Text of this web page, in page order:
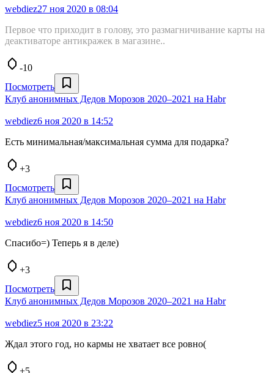
webdiez27 ноя 2020 в 08:04
Первое что приходит в голову, это размагничивание карты на
деактиваторе антикражек в магазине..
-10
Посмотреть
Клуб анонимных Дедов Морозов 2020–2021 на Habr
webdiez6 ноя 2020 в 14:52
Есть минимальная/максимальная сумма для подарка?
+3
Посмотреть
Клуб анонимных Дедов Морозов 2020–2021 на Habr
webdiez6 ноя 2020 в 14:50
Спасибо=) Теперь я в деле)
+3
Посмотреть
Клуб анонимных Дедов Морозов 2020–2021 на Habr
webdiez5 ноя 2020 в 23:22
Ждал этого год, но кармы не хватает все ровно(
+5